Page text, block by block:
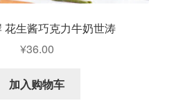
花生酱巧克力牛奶世涛
¥36.00
加入购物车